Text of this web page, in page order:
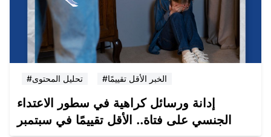
#تحليل المحتوى #الخبر الأقل تقييمًا
إدانة ورسائل كراهية في سطور الاعتداء
الجنسي على فتاة.. الأقل تقييمًا في سبتمبر